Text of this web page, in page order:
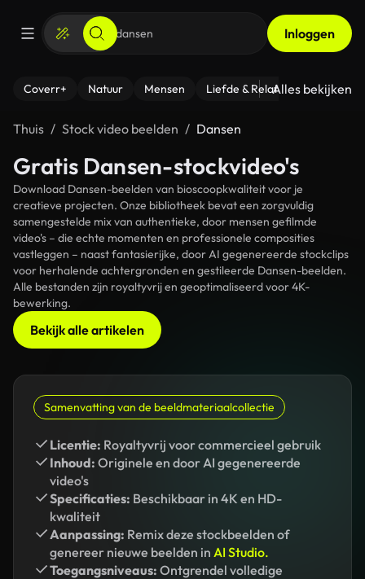
Inloggen
Coverr+ Natuur Mensen Liefde & Relaties - Fitness
Alles bekijken
Thuis Stock video beelden Dansen
Gratis Dansen-stockvideo's
Download Dansen-beelden van bioscoopkwaliteit voor je
creatieve projecten. Onze bibliotheek bevat een zorgvuldig
samengestelde mix van authentieke, door mensen gefilmde
video's – die echte momenten en professionele composities
vastleggen – naast fantasierijke, door AI gegenereerde stockclips
voor herhalende achtergronden en gestileerde Dansen-beelden.
Alle bestanden zijn royaltyvrij en geoptimaliseerd voor 4K-
bewerking.
Bekijk alle artikelen
Samenvatting van de beeldmateriaalcollectie
Licentie: Royaltyvrij voor commercieel gebruik
Inhoud: Originele en door AI gegenereerde
video's
Specificaties: Beschikbaar in 4K en HD-
kwaliteit
Aanpassing: Remix deze stockbeelden of
genereer nieuwe beelden in AI Studio.
Toegangsniveaus: Ontgrendel volledige